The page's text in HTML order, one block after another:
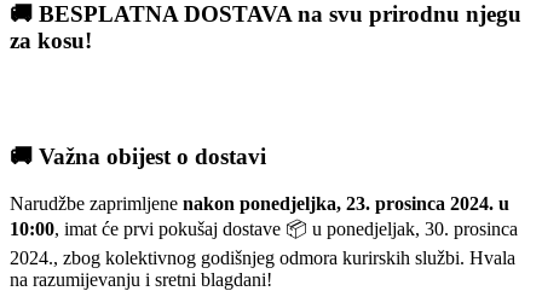
🚚 BESPLATNA DOSTAVA na svu prirodnu njegu
za kosu!
🚚 Važna obijest o dostavi
Narudžbe zaprimljene nakon ponedjeljka, 23. prosinca 2024. u
10:00, imat će prvi pokušaj dostave 📦 u ponedjeljak, 30. prosinca
2024., zbog kolektivnog godišnjeg odmora kurirskih službi. Hvala
na razumijevanju i sretni blagdani!